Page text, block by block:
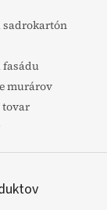
sadrokartón
fasádu
murárov